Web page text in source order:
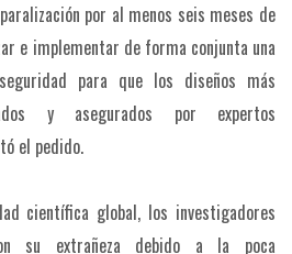
por al menos seis meses de
e implementar de forma conjunta una
para que los diseños más
y asegurados por expertos
el pedido.
científica global, los investigadores
su extrañeza debido a la poca